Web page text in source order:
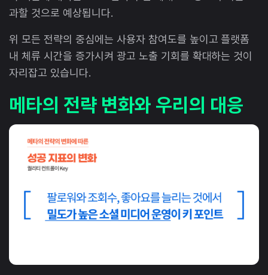
과할 것으로 예상됩니다.
위 모든 전략의 중심에는 사용자 참여도를 높이고 플랫폼
내 체류 시간을 증가시켜 광고 노출 기회를 확대하는 것이
자리잡고 있습니다.
메타의 전략 변화와 우리의 대응